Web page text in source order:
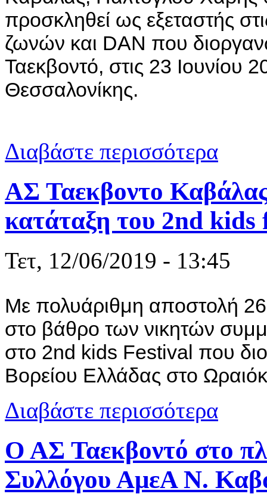
προσκληθεί ως εξεταστής
ζωνών και DAN που
Ταεκβοντό, στις 23 Ιουνίου
Θεσσαλονίκης.
Διαβάστε περισσότερα
ΑΣ Ταεκβοντο
κατάταξη του 2nd kids
Τετ, 12/06/2019 - 13:45
Με πολυάριθμη αποστολή
στο βάθρο των νικητών
στο 2nd kids Festival που
Βορείου Ελλάδας στο
Διαβάστε περισσότερα
Ο ΑΣ Ταεκβοντό στο
Συλλόγου ΑμεΑ Ν.